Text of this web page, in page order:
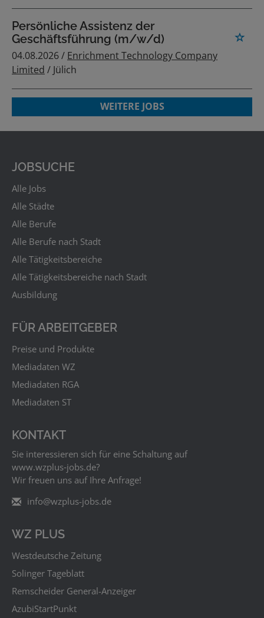
Persönliche Assistenz der
Geschäftsführung (m/w/d)
04.08.2026 / Enrichment Technology Company
Limited / Jülich
WEITERE JOBS
JOBSUCHE
Alle Jobs
Alle Städte
Alle Berufe
Alle Berufe nach Stadt
Alle Tätigkeitsbereiche
Alle Tätigkeitsbereiche nach Stadt
Ausbildung
FÜR ARBEITGEBER
Preise und Produkte
Mediadaten WZ
Mediadaten RGA
Mediadaten ST
KONTAKT
Sie interessieren sich für eine Schaltung auf
www.wzplus‑jobs.de?
Wir freuen uns auf Ihre Anfrage!
info@wzplus-jobs.de
WZ PLUS
Westdeutsche Zeitung
Solinger Tageblatt
Remscheider General-Anzeiger
AzubiStartPunkt